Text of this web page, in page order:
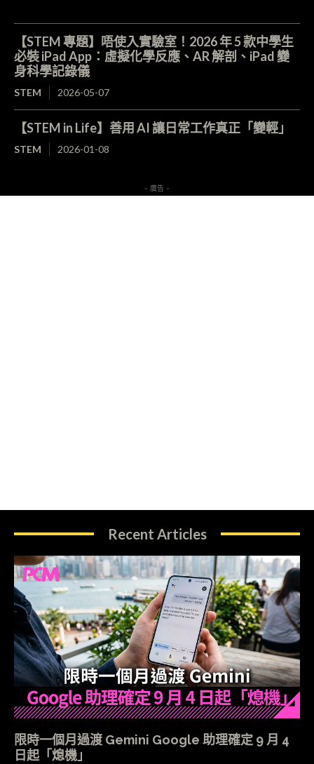
【STEM 專題】唔使入實驗室！2026 年 5 款中學生
必裝 iPad App：虛擬化學反應、AR 解剖、iPad 變
身科學記錄儀
STEM 2026-05-07
【STEM in Life】善用 AI 讓日常工作真正「變輕」
STEM 2026-01-08
- 廣告 -
Recent Articles
限時一個月過渡 Gemini Google 助理確定 9 月 4
日起「熄機」